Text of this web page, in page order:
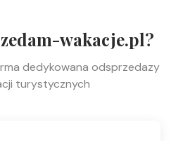
wakacje.pl?
dedykowana odsprzedazy
turystycznych